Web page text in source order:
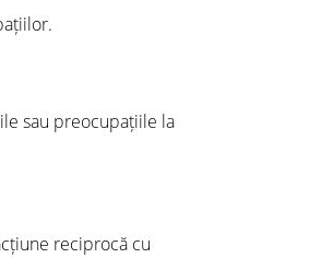
sau preocupațiile la
reciprocă cu